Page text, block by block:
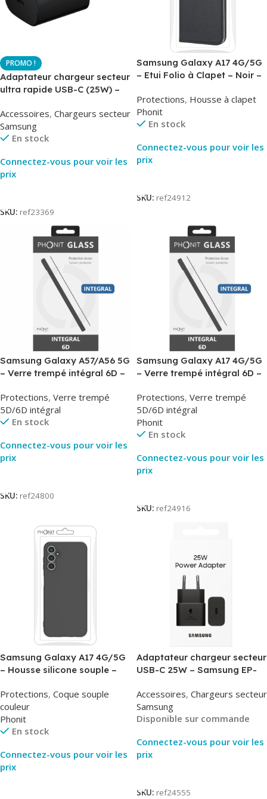
Adaptateur chargeur secteur
ultra rapide USB-C (25W) –
TA800
Accessoires, Chargeurs secteur
Samsung
En stock
Connectez-vous pour voir les
prix
SKU: ref23369
Samsung Galaxy A17 4G/5G
– Etui Folio à Clapet – Noir –
Protections, Housse à clapet
Phonit
En stock
Connectez-vous pour voir les
prix
SKU: ref24912
Samsung Galaxy A57/A56 5G
– Verre trempé intégral 6D –
Protections, Verre trempé
5D/6D intégral
En stock
Connectez-vous pour voir les
prix
SKU: ref24800
Samsung Galaxy A17 4G/5G
– Verre trempé intégral 6D –
Protections, Verre trempé
5D/6D intégral
Phonit
En stock
Connectez-vous pour voir les
prix
SKU: ref24916
Samsung Galaxy A17 4G/5G
– Housse silicone souple –
Protections, Coque souple
couleur
Phonit
En stock
Connectez-vous pour voir les
prix
Adaptateur chargeur secteur
USB-C 25W – Samsung EP-
Packaging Original
Accessoires, Chargeurs secteur
Samsung
Disponible sur commande
Connectez-vous pour voir les
prix
SKU: ref24555